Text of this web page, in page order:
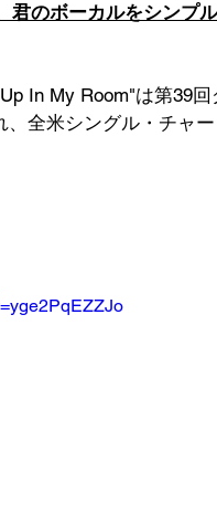
君のボーカルをシンプ
In My Room"は第39
、全米シングル・チャ